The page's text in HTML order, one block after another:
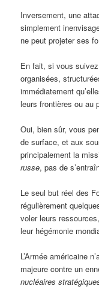
Inversement, une
simplement
ne peut projeter ses
En fait, si vous
organisées,
immédiatement
leurs frontières ou au
Oui, bien sûr, vous
de surface, et aux
principalement la
russe, pas de
Le seul but réel des
régulièrement
voler leurs
leur hégémonie
L’Armée américaine
majeure contre un
nucléaires